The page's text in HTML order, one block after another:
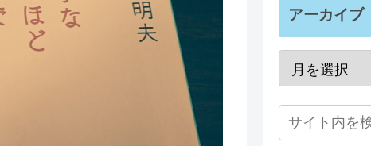
アーカイブ